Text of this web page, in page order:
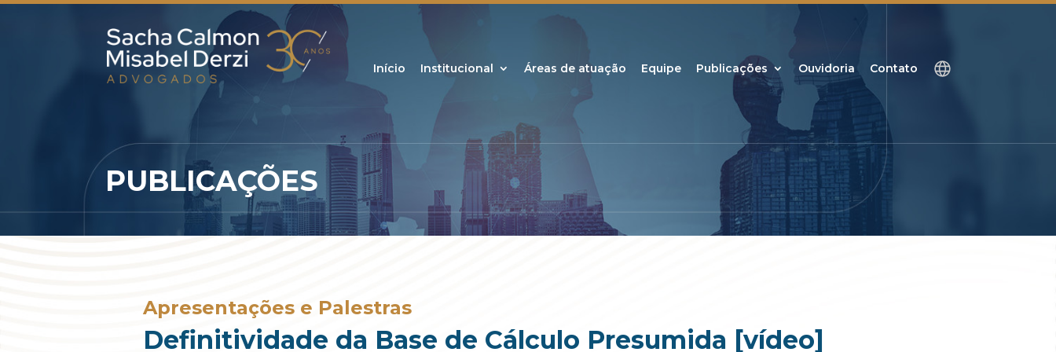
Início Institucional Áreas de atuação Equipe Publicações Ouvidoria Contato
PUBLICAÇÕES
Apresentações e Palestras
Definitividade da Base de Cálculo Presumida [vídeo]